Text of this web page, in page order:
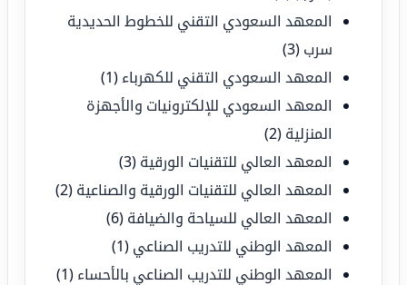
المعهد السعودي التقني للخطوط الحديدية
سرب (3)
المعهد السعودي التقني للكهرباء (1)
المعهد السعودي للإلكترونيات والأجهزة
المنزلية (2)
المعهد العالي للتقنيات الورقية (3)
المعهد العالي للتقنيات الورقية والصناعية (2)
المعهد العالي للسياحة والضيافة (6)
المعهد الوطني للتدريب الصناعي (1)
المعهد الوطني للتدريب الصناعي بالأحساء (1)